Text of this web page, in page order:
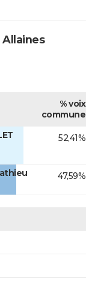
% voix
commune
52,41%
47,59%